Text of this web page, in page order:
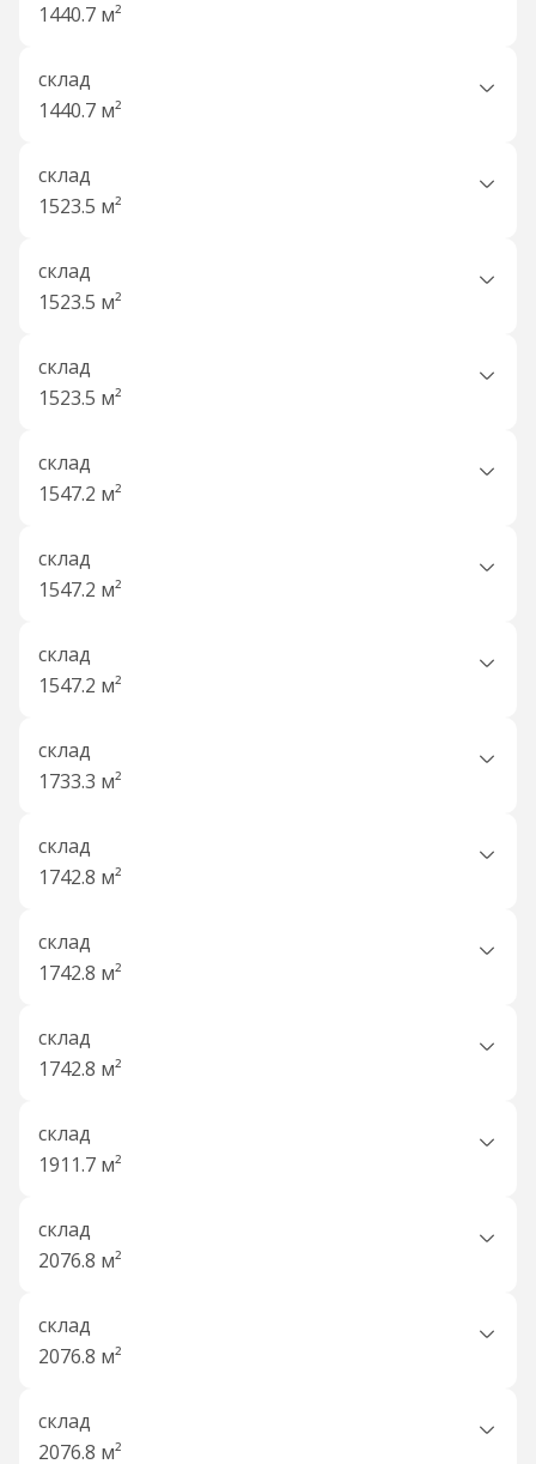
1440.7 м²
склад
1440.7 м²
склад
1523.5 м²
склад
1523.5 м²
склад
1523.5 м²
склад
1547.2 м²
склад
1547.2 м²
склад
1547.2 м²
склад
1733.3 м²
склад
1742.8 м²
склад
1742.8 м²
склад
1742.8 м²
склад
1911.7 м²
склад
2076.8 м²
склад
2076.8 м²
склад
2076.8 м²